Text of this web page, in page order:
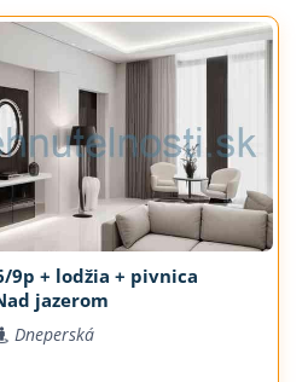
9p + lodžia + pivnica
jazerom
Dneperská